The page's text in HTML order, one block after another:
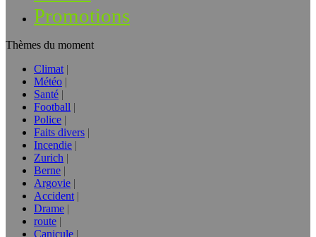
Promotions
Thèmes du moment
Climat
Météo
Santé
Football
Police
Faits divers
Incendie
Zurich
Berne
Argovie
Accident
Drame
route
Canicule